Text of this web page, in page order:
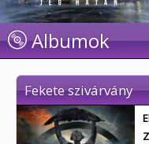
Albumok
Fekete szivárvány